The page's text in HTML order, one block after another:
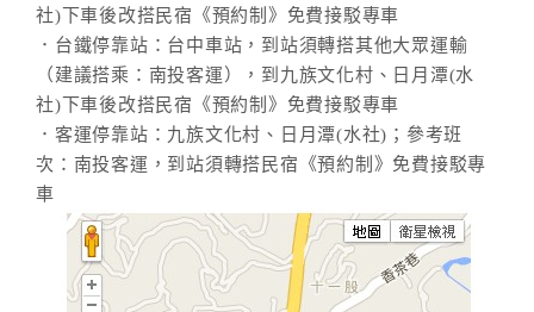
社)下車後改搭民宿《預約制》免費接駁專車
．台鐵停靠站：台中車站，到站須轉搭其他大眾運輸
（建議搭乘：南投客運），到九族文化村、日月潭(水
社)下車後改搭民宿《預約制》免費接駁專車
．客運停靠站：九族文化村、日月潭(水社)；參考班
次：南投客運，到站須轉搭民宿《預約制》免費接駁專
車